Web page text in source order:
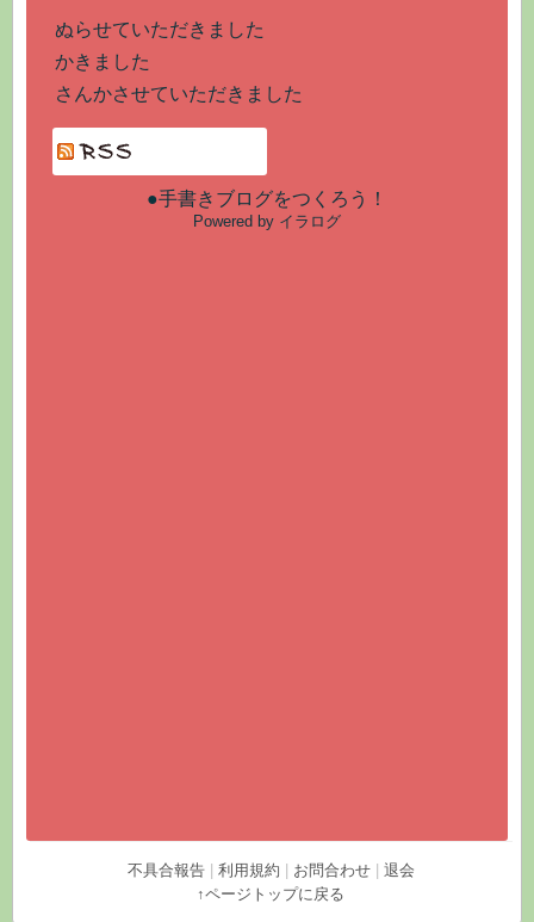
ぬらせていただきました
かきました
さんかさせていただきました
●手書きブログをつくろう！
Powered by イラログ
不具合報告 利用規約 お問合わせ
退会
↑ページトップに戻る